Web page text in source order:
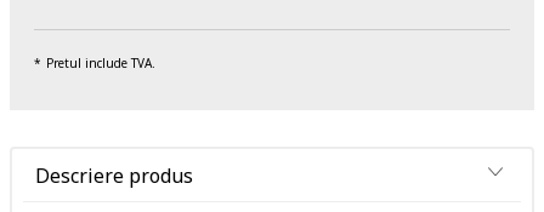
Pretul include TVA.
Descriere produs